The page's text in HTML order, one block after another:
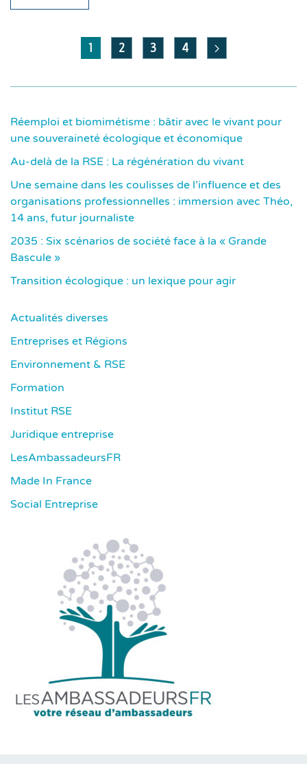
1 2 3 4
Réemploi et biomimétisme : bâtir avec le vivant pour
une souveraineté écologique et économique
Au-delà de la RSE : La régénération du vivant
Une semaine dans les coulisses de l’influence et des
organisations professionnelles : immersion avec Théo,
14 ans, futur journaliste
2035 : Six scénarios de société face à la « Grande
Bascule »
Transition écologique : un lexique pour agir
Actualités diverses
Entreprises et Régions
Environnement & RSE
Formation
Institut RSE
Juridique entreprise
LesAmbassadeursFR
Made In France
Social Entreprise